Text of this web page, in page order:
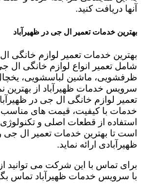
آنها دریافت کنید.
بهترین خدمات تعمیر ال جی در ظهیرآباد
بهترین خدمات تعمیر لوازم خانگی
شامل تعمیر انواع لوازم خانگی ال
ظرفشویی، ماشین لباسشویی،
سرویس خدمات ظهیرآباد از بهترین
تعمیر لوازم خانگی ال جی در
خدمات با کیفیت، قیمت های
استفاده از قطعات اصلی و تکنولوژی
است تا بهترین خدمات تعمیر ال جی
ظهیرآبادی ارائه نماید.
برای تماس با این شرکت می توانید
با سرویس خدمات ظهیرآباد تماس